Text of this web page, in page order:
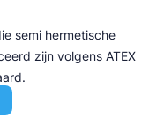
semi hermetische
zijn volgens ATEX
gevormd door de